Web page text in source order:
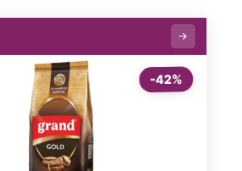
sebi mini odmor od
dana